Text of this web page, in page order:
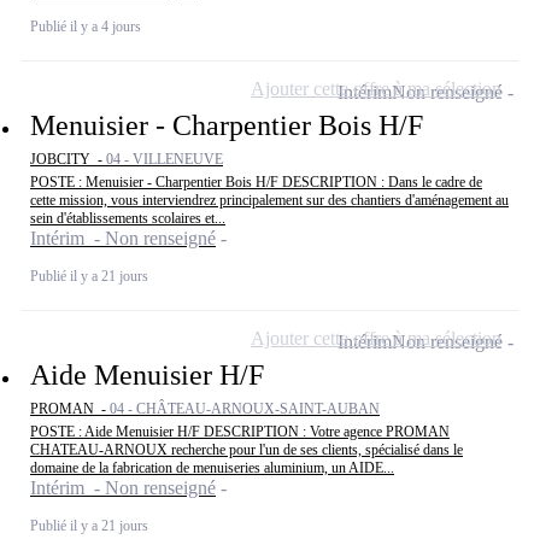
Publié il y a 4 jours
Menuisier - Charpentier Bois H/F
JOBCITY - 04 - VILLENEUVE
POSTE : Menuisier - Charpentier Bois H/F DESCRIPTION : Dans le cadre de
cette mission, vous interviendrez principalement sur des chantiers d'aménagement au
sein d'établissements scolaires et...
Intérim - Non renseigné
Publié il y a 21 jours
IntérimNon renseigné
Ajouter cette offre à ma sélection
Aide Menuisier H/F
PROMAN - 04 - CHÂTEAU-ARNOUX-SAINT-AUBAN
POSTE : Aide Menuisier H/F DESCRIPTION : Votre agence PROMAN
CHATEAU-ARNOUX recherche pour l'un de ses clients, spécialisé dans le
domaine de la fabrication de menuiseries aluminium, un AIDE...
Intérim - Non renseigné
Publié il y a 21 jours
IntérimNon renseigné
Ajouter cette offre à ma sélection